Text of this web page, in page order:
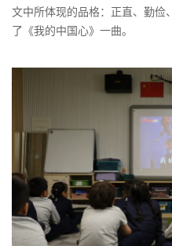
文中所体现的品格：正直、勤俭
了《我的中国心》一曲。